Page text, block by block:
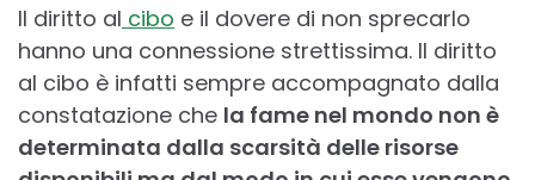
Il diritto al cibo e il dovere di non sprecarlo
hanno una connessione strettissima. Il diritto
al cibo è infatti sempre accompagnato dalla
constatazione che la fame nel mondo non è
determinata dalla scarsità delle risorse